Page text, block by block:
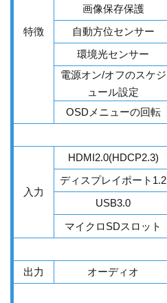
特徴
画像保存保護
自動方位センサー
環境光センサー
電源オン/オフのスケジ
ュール設定
OSDメニューの回転
入力
HDMI2.0(HDCP2.3)
ディスプレイポート1.2
USB3.0
マイクロSDスロット
出力 オーディオ